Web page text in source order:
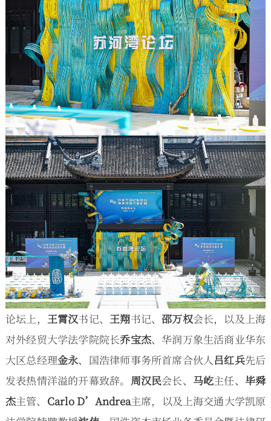
论坛上， 王霄汉书记、 王翔书记、邵万权会长，以及上海
对外经贸大学法学院院长乔宝杰、华润万象生活商业华东
大区总经理金永、国浩律师事务所首席合伙人吕红兵先后
发表热情洋溢的开幕致辞。 周汉民会长、 马屹主任、 毕舜
杰主管、 Carlo D’Andrea主席，以及上海交通大学凯原